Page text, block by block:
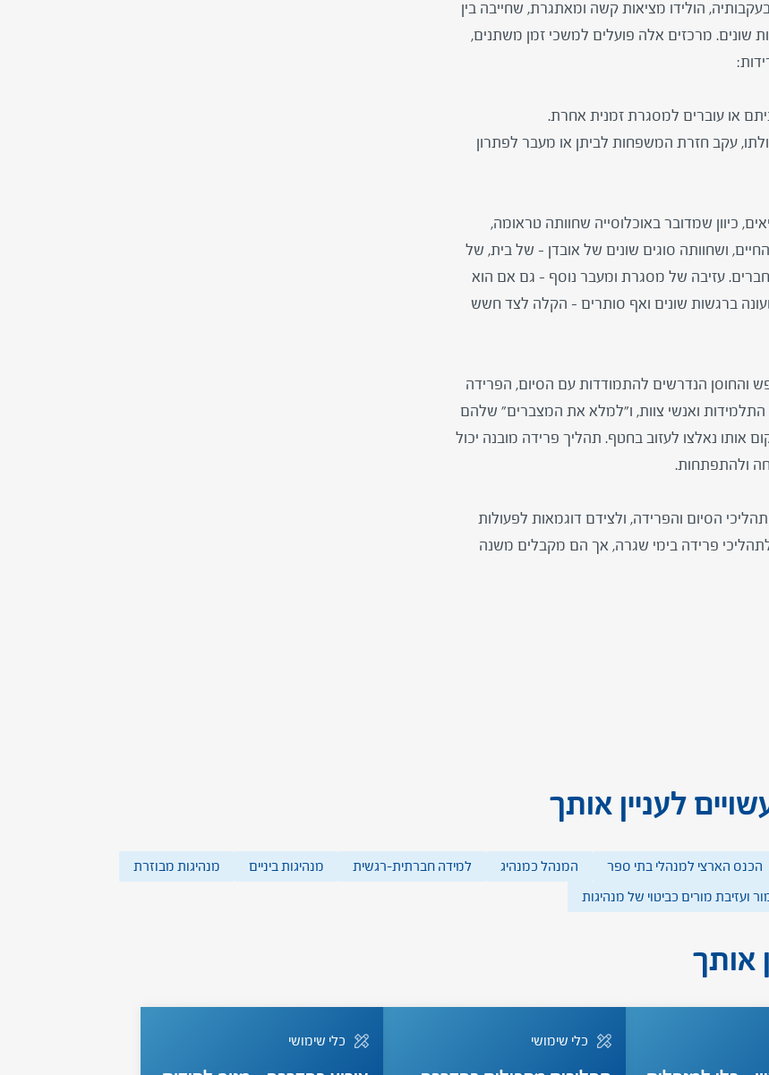
הולידו מציאות קשה ומאתגרת, שחייבה בין
שונים. מרכזים אלה פועלים למשכי זמן משתנים,
או עוברים למסגרת זמנית אחרת.
עקב חזרת המשפחות לביתן או מעבר לפתרון
כיוון שמדובר באוכלוסייה שחוותה טראומה,
ושחוותה סוגים שונים של אובדן – של בית, של
עזיבה של מסגרת ומעבר נוסף – גם אם הוא
ברגשות שונים ואף סותרים – הקלה לצד חשש
והחוסן הנדרשים להתמודדות עם הסיום, הפרידה
ואנשי צוות, ו"למלא את המצברים" שלהם
נאלצו לעזוב בחטף. תהליך פרידה מובנה יכול
ולהתפתחות.
הסיום והפרידה, ולצידם דוגמאות לפעולות
פרידה בימי שגרה, אך הם מקבלים משנה
לעניין אותך
הכנס הארצי למנהלי בתי ספר המנהל כמנהיג למידה חברתית-רגשית מנהיגות ביניים
מנהיגות מבוזרת
ועזיבת מורים כביטוי של מנהיגות
אותך
כלי שימושי כלי שימושי